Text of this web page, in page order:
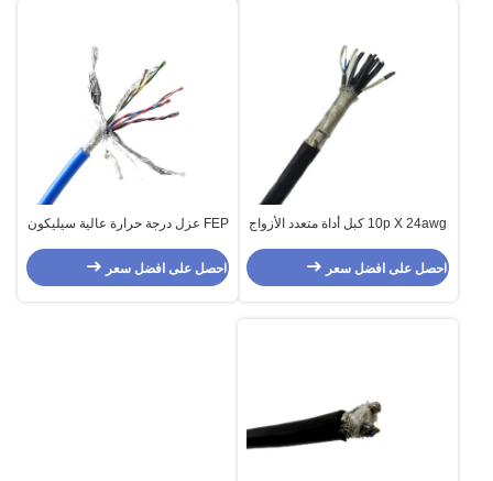
10p X 24awg كبل أداة متعدد الأزواج
احصل على افضل سعر
FEP عزل درجة حرارة عالية سيليكون
احصل على افضل سعر